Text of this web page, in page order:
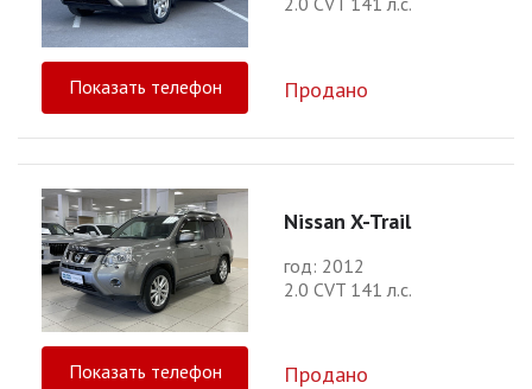
Показать телефон Продано
Nissan X-Trail
год: 2012
2.0 CVT 141 л.с.
Показать телефон Продано